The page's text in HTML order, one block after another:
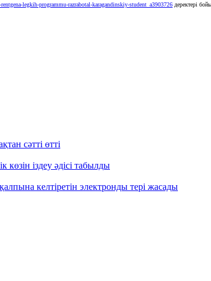
legkih-programmu-razrabotal-karagandinskiy-student_a3903726 деректері
сәтті өтті
көзін іздеу әдісі табылды
келтіретін электронды тері жасады